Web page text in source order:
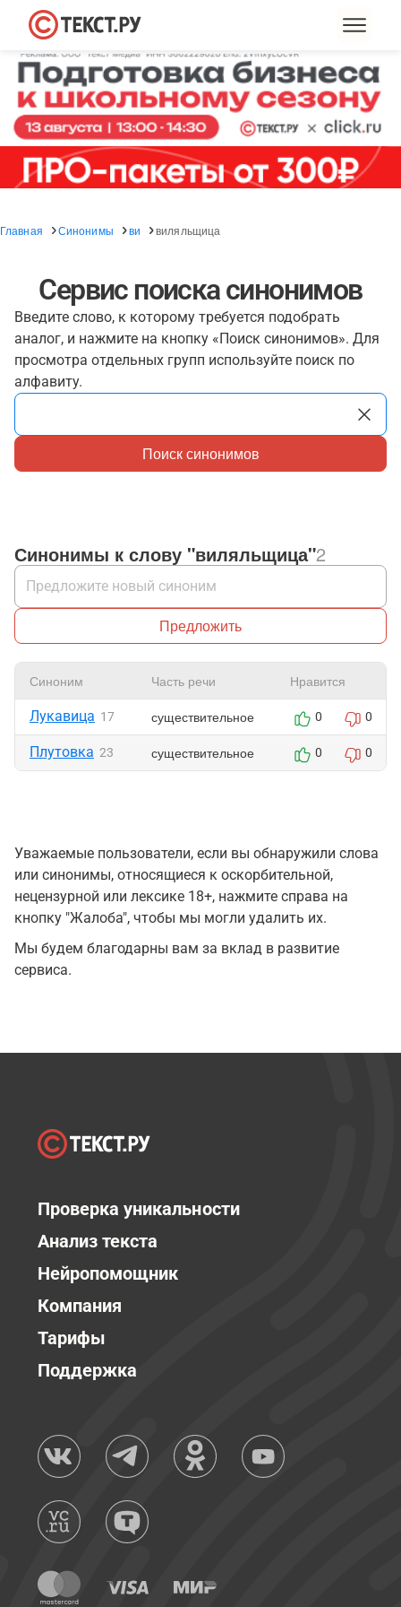
Главная Синонимы ви виляльщица
Сервис поиска синонимов
Введите слово, к которому требуется подобрать
аналог, и нажмите на кнопку «Поиск синонимов». Для
просмотра отдельных групп используйте поиск по
алфавиту.
Поиск синонимов
Синонимы к слову "виляльщица"2
Предложить
Синоним Часть речи Нравится
Лукавица 17 существительное 0 0
Плутовка 23 существительное 0 0
Уважаемые пользователи, если вы обнаружили слова
или синонимы, относящиеся к оскорбительной,
нецензурной или лексике 18+, нажмите справа на
кнопку "Жалоба", чтобы мы могли удалить их.
Мы будем благодарны вам за вклад в развитие
сервиса.
Проверка уникальности
Анализ текста
Нейропомощник
Компания
Тарифы
Поддержка